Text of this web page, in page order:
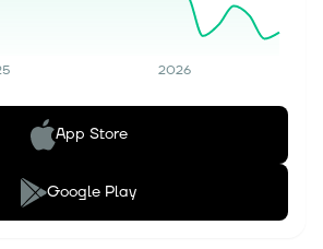
2026
App Store
Google Play